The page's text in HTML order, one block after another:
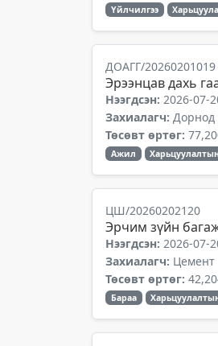
Үйлчилгээ
ДОАГГ/20260201019
Эрээнцав дахь
Нээгдсэн: 2026-07-
Захиалагч: Дорнод
Төсөвт өртөг:
Ажил
ЦШ/20260202120
Эрчим зүйн
Нээгдсэн: 2026-07-
Захиалагч:
Төсөвт өртөг:
Бараа